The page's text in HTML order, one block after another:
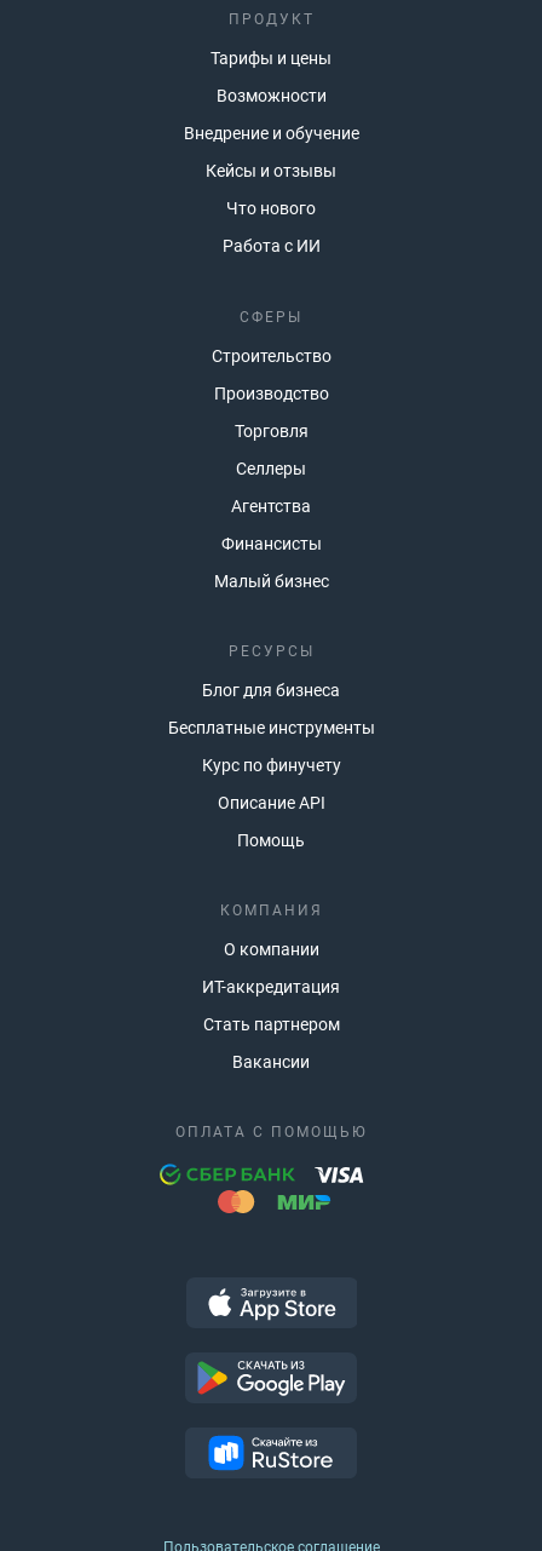
ПРОДУКТ
Тарифы и цены
Возможности
Внедрение и обучение
Кейсы и отзывы
Что нового
Работа с ИИ
СФЕРЫ
Строительство
Производство
Торговля
Селлеры
Агентства
Финансисты
Малый бизнес
РЕСУРСЫ
Блог для бизнеса
Бесплатные инструменты
Курс по финучету
Описание API
Помощь
КОМПАНИЯ
О компании
ИТ-аккредитация
Стать партнером
Вакансии
ОПЛАТА С ПОМОЩЬЮ